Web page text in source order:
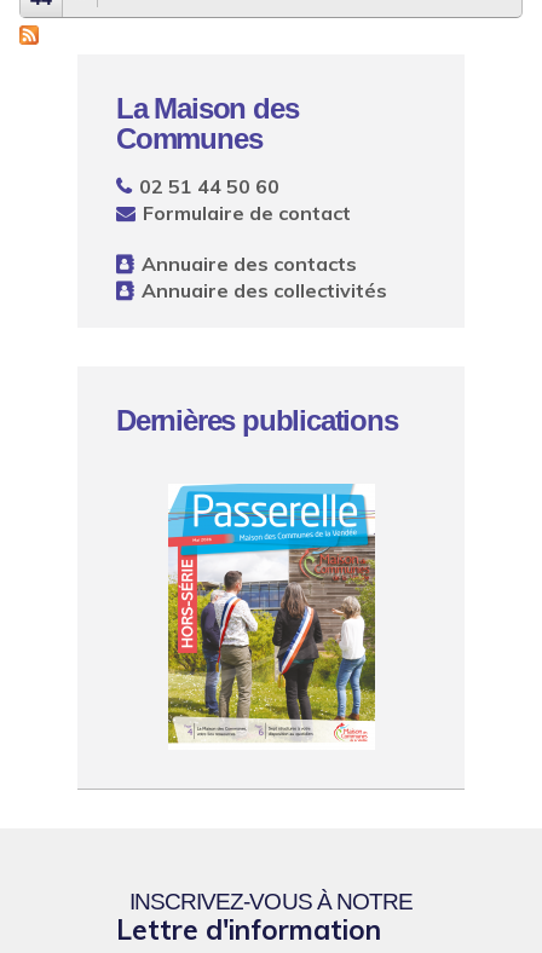
La Maison des
Communes
02 51 44 50 60
Formulaire de contact
Annuaire des contacts
Annuaire des collectivités
Dernières publications
INSCRIVEZ-VOUS À NOTRE
Lettre d'information